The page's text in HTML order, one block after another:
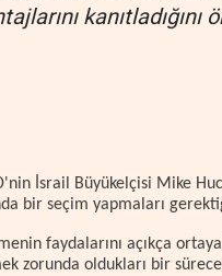
kanıtladığını
İsrail Büyükelçisi Mike
bir seçim yapmaları
faydalarını açıkça
zorunda oldukları bir